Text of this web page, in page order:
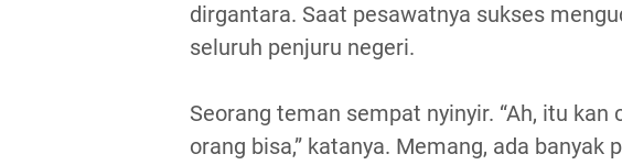
dirgantara. Saat pesawatnya sukses
seluruh penjuru negeri.
Seorang teman sempat nyinyir. “Ah, itu
orang bisa,” katanya. Memang, ada banyak